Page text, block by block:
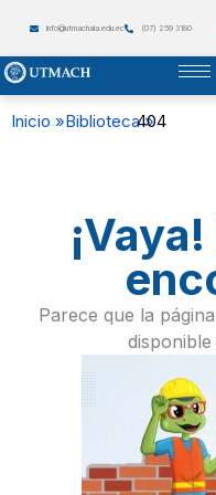
info@utmachala.edu.ec (07) 259 3180
Inicio »Biblioteca »
404
Parece que la